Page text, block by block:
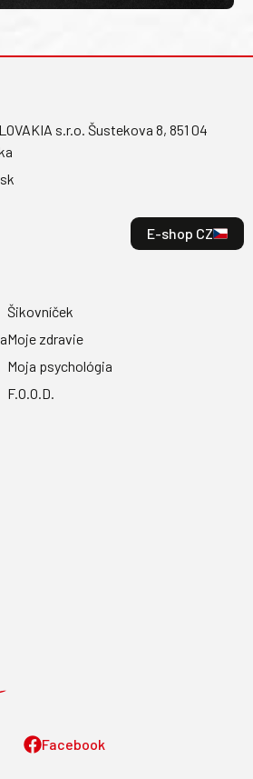
Facebook
s.r.o. Šustekova 8, 851 04
E-shop CZ
Šikovníček
Moje zdravie
Moja psychológia
F.O.O.D.